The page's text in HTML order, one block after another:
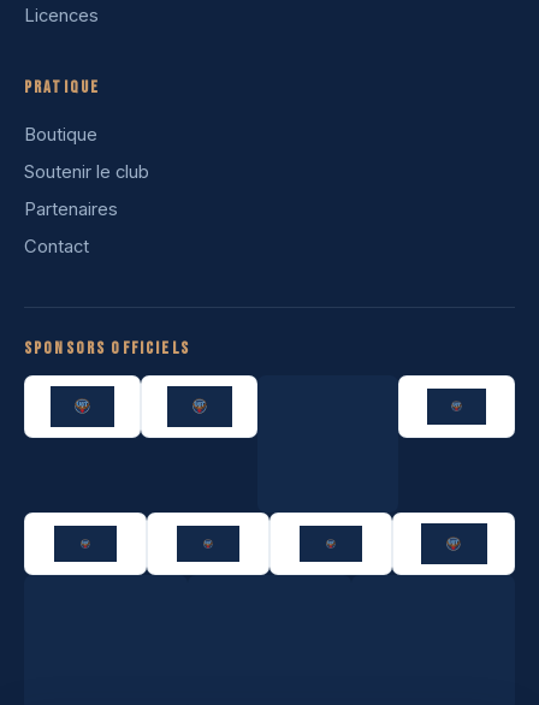
Licences
Pratique
Boutique
Soutenir le club
Partenaires
Contact
Sponsors officiels